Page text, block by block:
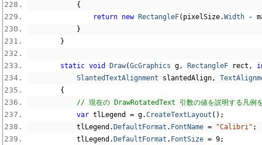
{
return new RectangleF( pixelSize.Width -
}
}
static void Draw(GcGraphics g, RectangleF rect ,
SlantedTextAlignment slantedAlign,
{
// 現在の DrawRotatedText 引数の値を説明する凡例
var tlLegend = g.CreateTextLayout ();
            tlLegend
. DefaultFormat . FontName = "Calibri" ;
            tlLegend
. DefaultFormat . FontSize = 9;